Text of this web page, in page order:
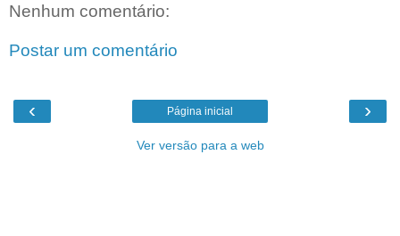
Nenhum comentário:
Postar um comentário
‹ ›
Página inicial
Ver versão para a web